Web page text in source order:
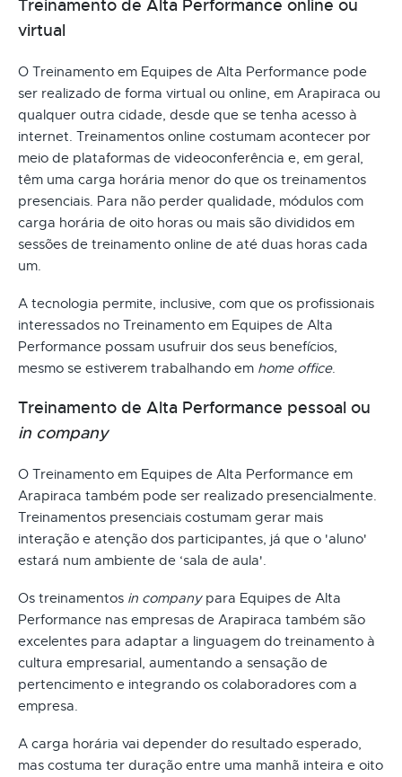
Treinamento de Alta Performance online ou
virtual
O Treinamento em Equipes de Alta Performance pode
ser realizado de forma virtual ou online, em Arapiraca ou
qualquer outra cidade, desde que se tenha acesso à
internet. Treinamentos online costumam acontecer por
meio de plataformas de videoconferência e, em geral,
têm uma carga horária menor do que os treinamentos
presenciais. Para não perder qualidade, módulos com
carga horária de oito horas ou mais são divididos em
sessões de treinamento online de até duas horas cada
um.
A tecnologia permite, inclusive, com que os profissionais
interessados no Treinamento em Equipes de Alta
Performance possam usufruir dos seus benefícios,
mesmo se estiverem trabalhando em home office.
Treinamento de Alta Performance pessoal ou
in company
O Treinamento em Equipes de Alta Performance em
Arapiraca também pode ser realizado presencialmente.
Treinamentos presenciais costumam gerar mais
interação e atenção dos participantes, já que o 'aluno'
estará num ambiente de ‘sala de aula'.
Os treinamentos in companypara Equipes de Alta
Performance nas empresas de Arapiraca também são
excelentes para adaptar a linguagem do treinamento à
cultura empresarial, aumentando a sensação de
pertencimento e integrando os colaboradores com a
empresa.
A carga horária vai depender do resultado esperado,
mas costuma ter duração entre uma manhã inteira e oito